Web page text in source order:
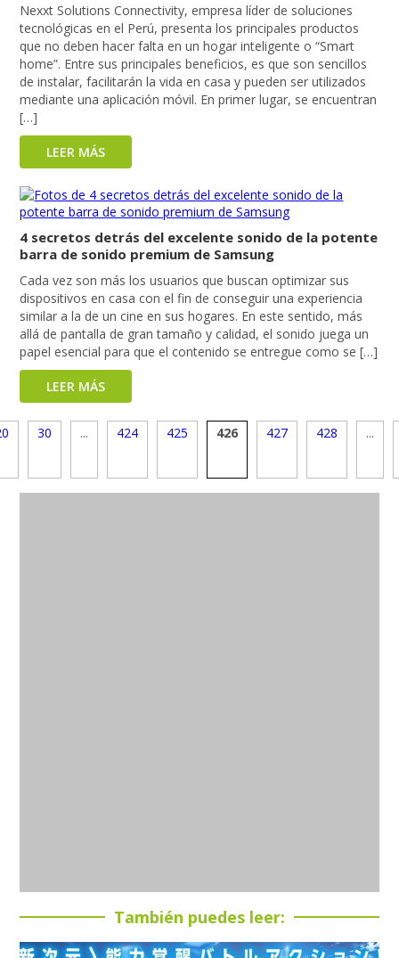
Nexxt Solutions Connectivity, empresa líder de soluciones
tecnológicas en el Perú, presenta los principales productos
que no deben hacer falta en un hogar inteligente o “Smart
home”. Entre sus principales beneficios, es que son sencillos
de instalar, facilitarán la vida en casa y pueden ser utilizados
mediante una aplicación móvil. En primer lugar, se encuentran
[…]
LEER MÁS
4 secretos detrás del excelente sonido de la potente
barra de sonido premium de Samsung
Cada vez son más los usuarios que buscan optimizar sus
dispositivos en casa con el fin de conseguir una experiencia
similar a la de un cine en sus hogares. En este sentido, más
allá de pantalla de gran tamaño y calidad, el sonido juega un
papel esencial para que el contenido se entregue como se […]
LEER MÁS
30 ... 424 425 426 427 428 ...
También puedes leer: